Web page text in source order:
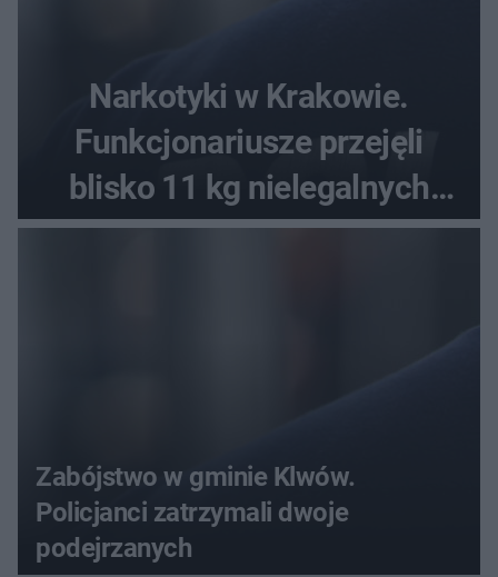
Narkotyki w Krakowie.
Funkcjonariusze przejęli
blisko 11 kg nielegalnych
substancji
Zabójstwo w gminie Klwów.
Policjanci zatrzymali dwoje
podejrzanych